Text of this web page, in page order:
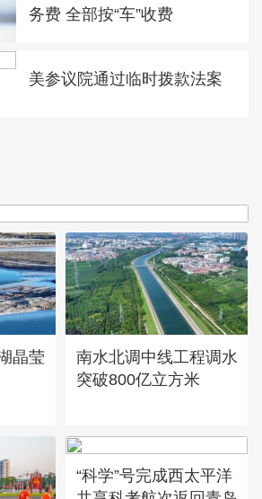
务费 全部按“车”收费
美参议院通过临时拨款法案
夜文旅乐
晶莹
南水北调中线工程调水
突破800亿立方米
“科学”号完成西太平洋